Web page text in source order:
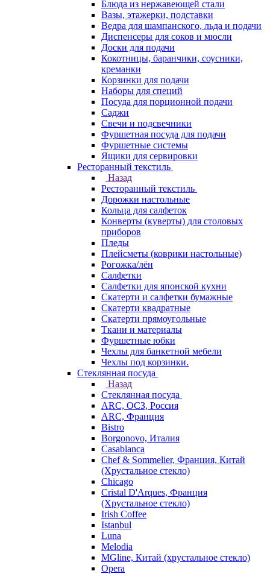
Блюда из нержавеющей стали
Вазы, этажерки, подставки
Ведра для шампанского, льда и подачи
Диспенсеры для соков и мюсли
Доски для подачи
Кокотницы, баранчики, соусники,
креманки
Корзинки для подачи
Наборы для специй
Посуда для порционной подачи
Саджи
Свечи и подсвечники
Фуршетная посуда для подачи
Фуршетные системы
Ящики для сервировки
Ресторанный текстиль
Назад
Ресторанный текстиль
Дорожки настольные
Кольца для салфеток
Конверты (куверты) для столовых
приборов
Пледы
Плейсметы (коврики настольные)
Рогожка/лён
Салфетки
Салфетки для японской кухни
Скатерти и салфетки бумажные
Скатерти квадратные
Скатерти прямоугольные
Ткани и материалы
Фуршетные юбки
Чехлы для банкетной мебели
Чехлы под корзинки.
Стеклянная посуда
Назад
Стеклянная посуда
ARC, ОСЗ, Россия
ARC, Франция
Bistro
Borgonovo, Италия
Casablanca
Chef & Sommelier, Франция, Китай
(Хрустальное стекло)
Chicago
Cristal D'Arques, Франция
(Хрустальное стекло)
Irish Coffee
Istanbul
Luna
Melodia
MGline, Китай (хрустальное стекло)
Opera